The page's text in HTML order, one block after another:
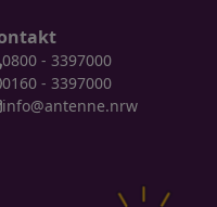
0800 - 3397000
0160 - 3397000
info@antenne.nrw